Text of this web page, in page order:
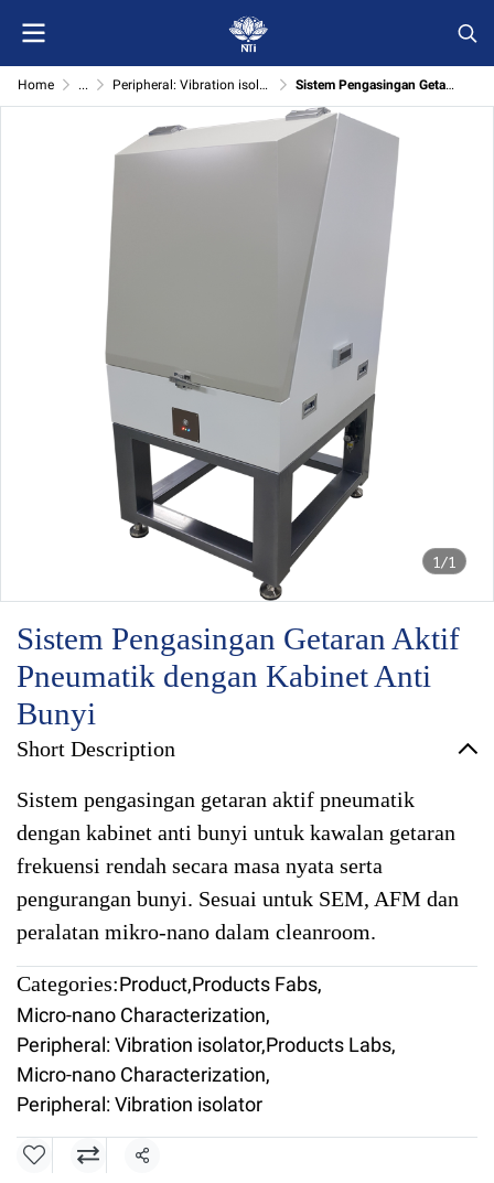
Home ... Peripheral: Vibration isolator Sistem Pengasingan Getaran Aktif Pneumatik dengan Kabinet Anti Bunyi
1/1
Sistem Pengasingan Getaran Aktif
Pneumatik dengan Kabinet Anti
Bunyi
Short Description
Sistem pengasingan getaran aktif pneumatik
dengan kabinet anti bunyi untuk kawalan getaran
frekuensi rendah secara masa nyata serta
pengurangan bunyi. Sesuai untuk SEM, AFM dan
peralatan mikro-nano dalam cleanroom.
Categories:Product,Products Fabs,
Micro-nano Characterization,
Peripheral: Vibration isolator,Products Labs,
Micro-nano Characterization,
Peripheral: Vibration isolator
Share